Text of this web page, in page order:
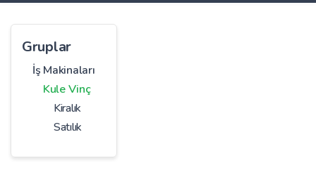
Gruplar
İş Makinaları
Kule Vinç
Kiralık
Satılık